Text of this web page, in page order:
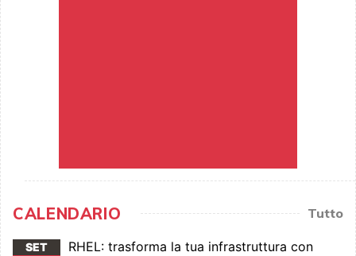
CALENDARIO Tutto
SET
RHEL: trasforma la tua infrastruttura con